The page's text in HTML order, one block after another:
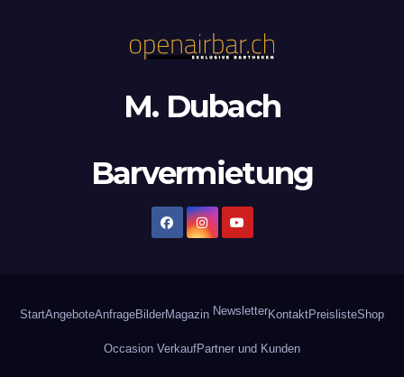
M. Dubach
Barvermietung
StartAngeboteAnfrageBilderMagazin NewsletterKontaktPreislisteShop
Occasion VerkaufPartner und Kunden